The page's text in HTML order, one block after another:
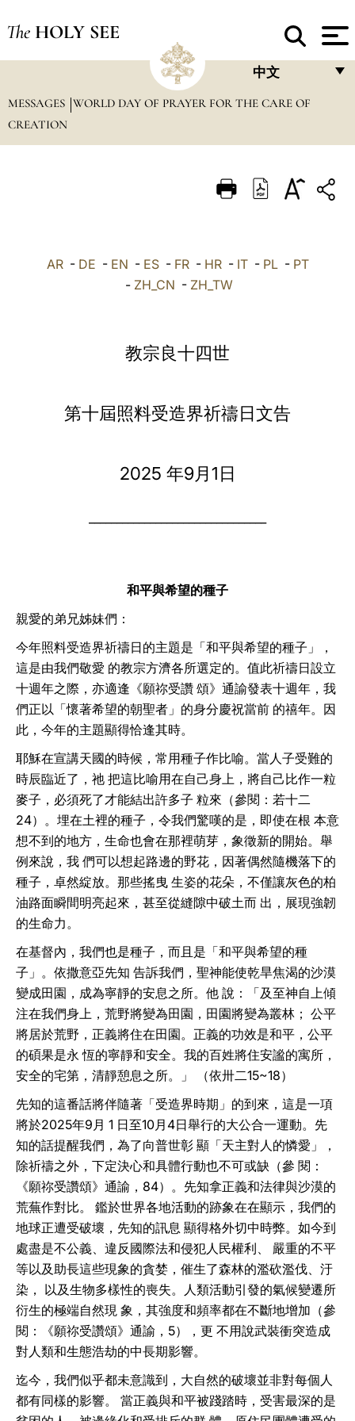
The HOLY SEE
中文
FRANÇAIS
PORTUGUÊS
DEUTSCH
MESSAGES WORLD DAY OF PRAYER FOR THE CARE OF
CREATION
AR- DE - EN - ES- FR- HR- IT- PL- PT
- ZH_CN - ZH_TW
教宗良十四世
第十屆照料受造界祈禱日文告
2025 年9月1日
和平與希望的種子
親愛的弟兄姊妹們：
今年照料受造界祈禱日的主題是「和平與希望的種子」，
這是由我們敬愛 的教宗方濟各所選定的。值此祈禱日設立
十週年之際，亦適逢《願祢受讚 頌》通諭發表十週年，我
們正以「懷著希望的朝聖者」的身分慶祝當前 的禧年。因
此，今年的主題顯得恰逢其時。
耶穌在宣講天國的時候，常用種子作比喻。當人子受難的
時辰臨近了，祂 把這比喻用在自己身上，將自己比作一粒
麥子，必須死了才能結出許多子 粒來（參閱：若十二
24）。埋在土裡的種子，令我們驚嘆的是，即使在根 本意
想不到的地方，生命也會在那裡萌芽，象徵新的開始。舉
例來說，我 們可以想起路邊的野花，因著偶然隨機落下的
種子，卓然綻放。那些搖曳 生姿的花朵，不僅讓灰色的柏
油路面瞬間明亮起來，甚至從縫隙中破土而 出，展現強韌
的生命力。
在基督內，我們也是種子，而且是「和平與希望的種
子」。依撒意亞先知 告訴我們，聖神能使乾旱焦渴的沙漠
變成田園，成為寧靜的安息之所。他 說：「及至神自上傾
注在我們身上，荒野將變為田園，田園將變為叢林； 公平
將居於荒野，正義將住在田園。正義的功效是和平，公平
的碩果是永 恆的寧靜和安全。我的百姓將住安謐的寓所，
安全的宅第，清靜憩息之所。」 （依卅二15~18）
先知的這番話將伴隨著「受造界時期」的到來，這是一項
將於2025年9月 1 日至10月4日舉行的大公合一運動。先
知的話提醒我們，為了向普世彰 顯「天主對人的憐愛」，
除祈禱之外，下定決心和具體行動也不可或缺（參 閱：
《願祢受讚頌》通諭，84）。先知拿正義和法律與沙漠的
荒蕪作對比。 鑑於世界各地活動的跡象在在顯示，我們的
地球正遭受破壞，先知的訊息 顯得格外切中時弊。如今到
處盡是不公義、違反國際法和侵犯人民權利、 嚴重的不平
等以及助長這些現象的貪婪，催生了森林的濫砍濫伐、汙
染， 以及生物多樣性的喪失。人類活動引發的氣候變遷所
衍生的極端自然現 象，其強度和頻率都在不斷地增加（參
閱：《願祢受讚頌》通諭，5），更 不用說武裝衝突造成
對人類和生態浩劫的中長期影響。
迄今，我們似乎都未意識到，大自然的破壞並非對每個人
都有同樣的影響。 當正義與和平被踐踏時，受害最深的是